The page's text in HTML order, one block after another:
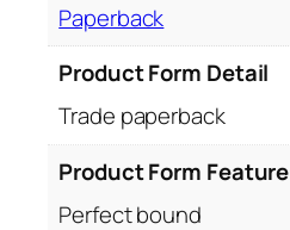
Paperback
Product Form Detail
Trade paperback
Product Form Feature
Perfect bound